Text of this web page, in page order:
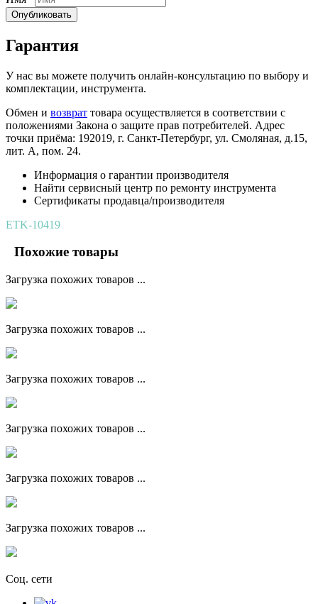
Опубликовать
Гарантия
У нас вы можете получить онлайн-консультацию по выбору и
комплектации, инструмента.
Обмен и возврат товара осуществляется в соответствии с
положениями Закона о защите прав потребителей. Адрес
точки приёма: 192019, г. Санкт-Петербург, ул. Смоляная, д.15,
лит. А, пом. 24.
Информация о гарантии производителя
Найти сервисный центр по ремонту инструмента
Сертификаты продавца/производителя
ETK-10419
Похожие товары
Загрузка похожих товаров ...
Загрузка похожих товаров ...
Загрузка похожих товаров ...
Загрузка похожих товаров ...
Загрузка похожих товаров ...
Загрузка похожих товаров ...
Соц. сети